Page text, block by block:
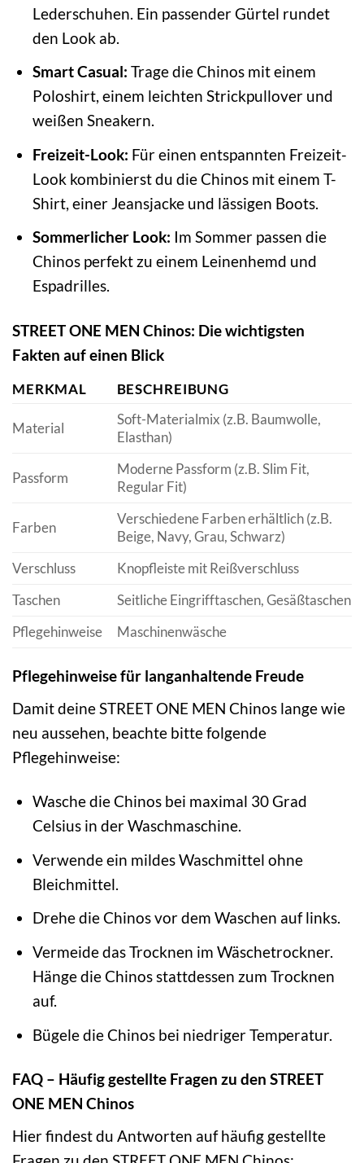
Lederschuhen. Ein passender Gürtel rundet
den Look ab.
Smart Casual: Trage die Chinos mit einem
Poloshirt, einem leichten Strickpullover und
weißen Sneakern.
Freizeit-Look: Für einen entspannten Freizeit-
Look kombinierst du die Chinos mit einem T-
Shirt, einer Jeansjacke und lässigen Boots.
Sommerlicher Look: Im Sommer passen die
Chinos perfekt zu einem Leinenhemd und
Espadrilles.
STREET ONE MEN Chinos: Die wichtigsten
Fakten auf einen Blick
MERKMAL BESCHREIBUNG
Material
Soft-Materialmix (z.B. Baumwolle,
Elasthan)
Passform
Moderne Passform (z.B. Slim Fit,
Regular Fit)
Farben
Verschiedene Farben erhältlich (z.B.
Beige, Navy, Grau, Schwarz)
Verschluss
Knopfleiste mit Reißverschluss
Taschen
Seitliche Eingrifftaschen, Gesäßtaschen
Pflegehinweise
Maschinenwäsche
Pflegehinweise für langanhaltende Freude
Damit deine STREET ONE MEN Chinos lange wie
neu aussehen, beachte bitte folgende
Pflegehinweise:
Wasche die Chinos bei maximal 30 Grad
Celsius in der Waschmaschine.
Verwende ein mildes Waschmittel ohne
Bleichmittel.
Drehe die Chinos vor dem Waschen auf links.
Vermeide das Trocknen im Wäschetrockner.
Hänge die Chinos stattdessen zum Trocknen
auf.
Bügele die Chinos bei niedriger Temperatur.
FAQ – Häufig gestellte Fragen zu den STREET
ONE MEN Chinos
Hier findest du Antworten auf häufig gestellte